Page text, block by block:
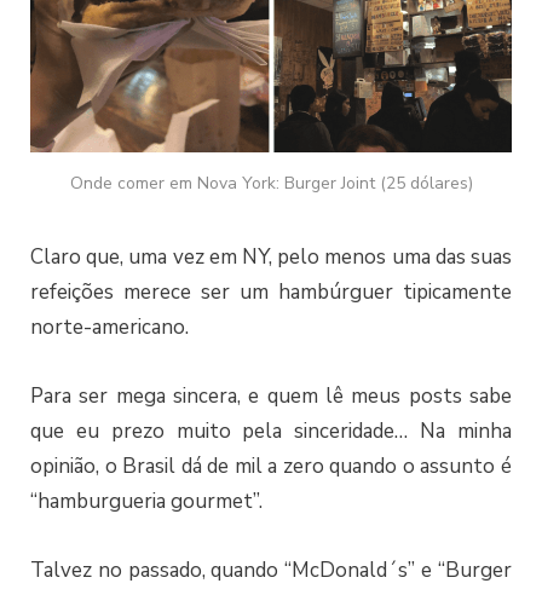
Onde comer em Nova York: Burger Joint (25 dólares)
Claro que, uma vez em NY, pelo menos uma das suas
refeições merece ser um hambúrguer tipicamente
norte-americano.
Para ser mega sincera, e quem lê meus posts sabe
que eu prezo muito pela sinceridade… Na minha
opinião, o Brasil dá de mil a zero quando o assunto é
“hamburgueria gourmet”.
Talvez no passado, quando “McDonald´s” e “Burger